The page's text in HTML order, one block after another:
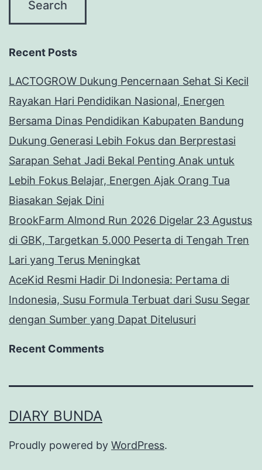
Recent Posts
LACTOGROW Dukung Pencernaan Sehat Si Kecil
Rayakan Hari Pendidikan Nasional, Energen
Bersama Dinas Pendidikan Kabupaten Bandung
Dukung Generasi Lebih Fokus dan Berprestasi
Sarapan Sehat Jadi Bekal Penting Anak untuk
Lebih Fokus Belajar, Energen Ajak Orang Tua
Biasakan Sejak Dini
BrookFarm Almond Run 2026 Digelar 23 Agustus
di GBK, Targetkan 5.000 Peserta di Tengah Tren
Lari yang Terus Meningkat
AceKid Resmi Hadir Di Indonesia: Pertama di
Indonesia, Susu Formula Terbuat dari Susu Segar
dengan Sumber yang Dapat Ditelusuri
Recent Comments
DIARY BUNDA
Proudly powered by WordPress.